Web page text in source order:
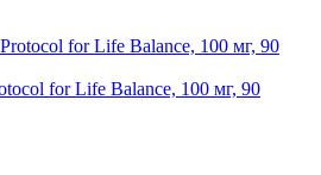
for Life Balance, 100 мг, 90